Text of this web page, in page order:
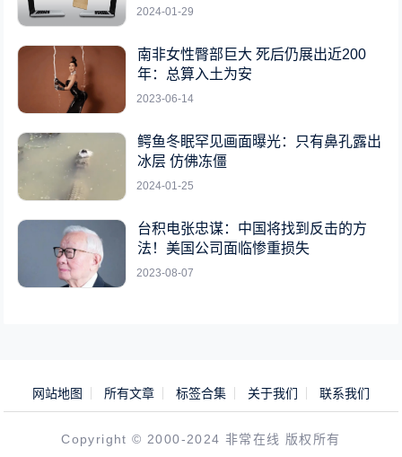
2024-01-29
南非女性臀部巨大 死后仍展出近200
年：总算入土为安
2023-06-14
鳄鱼冬眠罕见画面曝光：只有鼻孔露出
冰层 仿佛冻僵
2024-01-25
台积电张忠谋：中国将找到反击的方
法！美国公司面临惨重损失
2023-08-07
网站地图 所有文章 标签合集 关于我们 联系我们
Copyright © 2000-2024 非常在线 版权所有